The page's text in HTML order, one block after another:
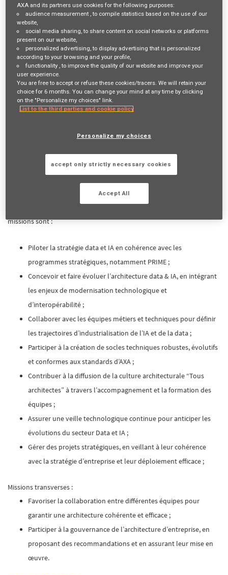
transformation ?
Vous avez envie de contribuer à des projets stratégiques majeurs ?
Rejoignez AXA, où vous participerez à la réorganisation du
département d’architecture d’entreprise, dans un contexte de
transformation accélérée.
L’équipe porte l’architecture data & IA sur plusieurs programmes
stratégiques, notamment dans le cadre du programme PRIME.
Ce programme de transformation d’envergure vise à moderniser les
l’IA et la data dans les processus métiers.
Votre objectif est de renforcer le pilotage stratégique des trajectoires
SI et métiers, en cohérence avec les ambitions d’AXA, tout en diffusant
la culture architecturale “Tous architectes”.
missions sont :
Piloter la stratégie data et IA en cohérence avec les
programmes stratégiques, notamment PRIME ;
Concevoir et faire évoluer l’architecture data & IA, en intégrant
les enjeux de modernisation technologique et
d’interopérabilité ;
Collaborer avec les équipes métiers et techniques pour définir
les trajectoires d’industrialisation de l’IA et de la data ;
Participer à la création de socles techniques robustes, évolutifs
et conformes aux standards d’AXA ;
Contribuer à la diffusion de la culture architecturale “Tous
architectes” à travers l’accompagnement et la formation des
équipes ;
Assurer une veille technologique continue pour anticiper les
évolutions du secteur Data et IA ;
Gérer des projets stratégiques, en veillant à leur cohérence
avec la stratégie d’entreprise et leur déploiement efficace ;
Missions transverses :
Favoriser la collaboration entre différentes équipes pour
garantir une architecture cohérente et efficace ;
Participer à la gouvernance de l’architecture d’entreprise, en
proposant des recommandations et en assurant leur mise en
œuvre.
AXA and its partners use cookies for the following purposes:
audience measurement , to compile statistics based on the use of our
website,
social media sharing, to share content on social networks or platforms
present on our website,
personalized advertising, to display advertising that is personalized
according to your browsing and your profile,
functionality , to improve the quality of our website and improve your
user experience.
You are free to accept or refuse these cookies/tracers. We will retain your
choice for 6 months. You can change your mind at any time by clicking
on the "Personalize my choices" link.
List to the third parties and cookie policy
Personalize my choices
accept only strictly necessary cookies
Accept All